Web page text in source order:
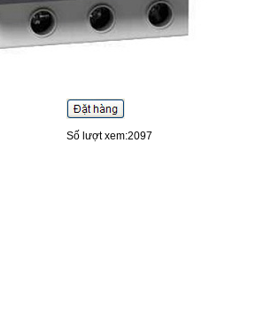
Số lượt xem:2097